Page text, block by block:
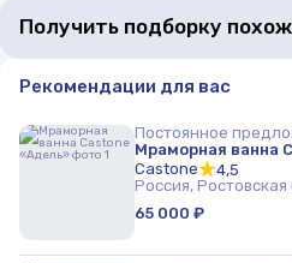
Получить подборку
Рекомендации для вас
Постоянное
Мраморная ванна
Castone
4,5
Россия, Ростовская
65 000 ₽